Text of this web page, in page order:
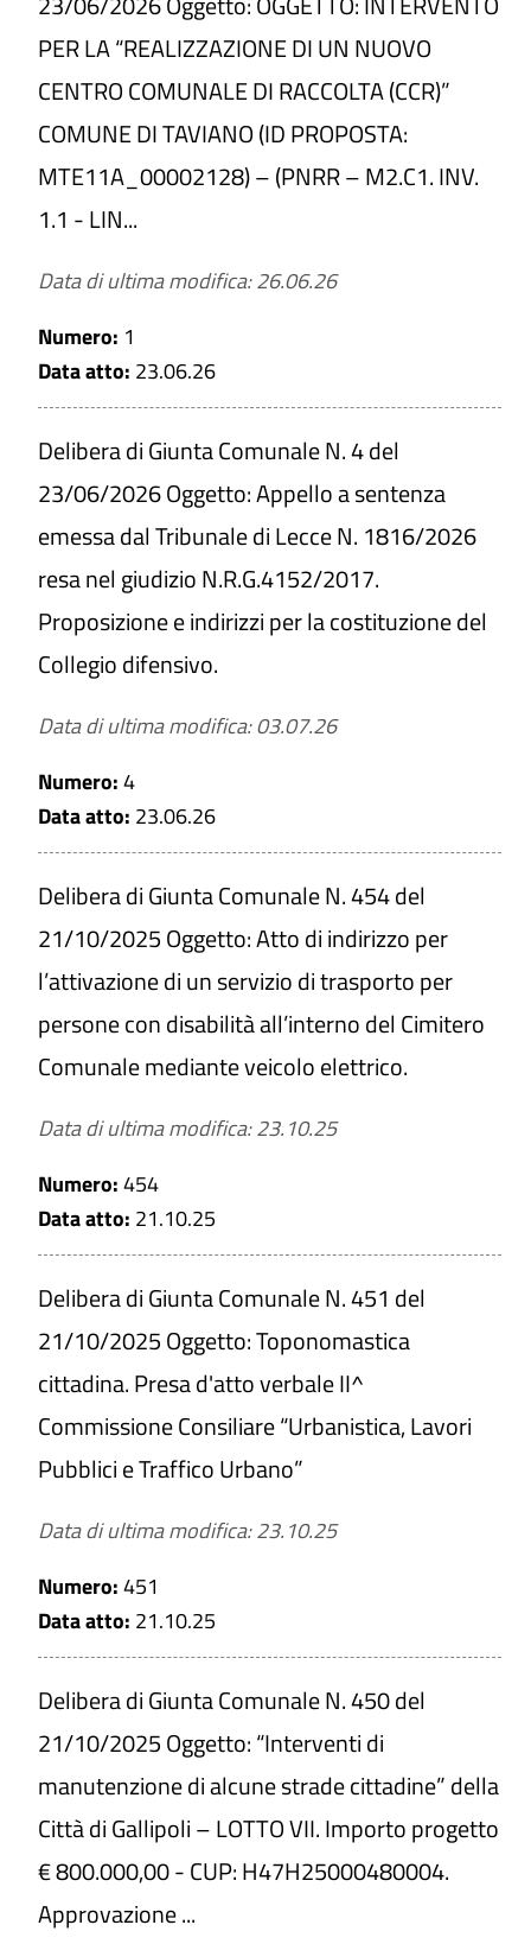
PER LA “REALIZZAZIONE DI UN NUOVO
CENTRO COMUNALE DI RACCOLTA (CCR)”
COMUNE DI TAVIANO (ID PROPOSTA:
MTE11A_00002128) – (PNRR – M2.C1. INV.
1.1 - LIN...
Data di ultima modifica: 26.06.26
Numero: 1
Data atto: 23.06.26
Delibera di Giunta Comunale N. 4 del
23/06/2026 Oggetto: Appello a sentenza
emessa dal Tribunale di Lecce N. 1816/2026
resa nel giudizio N.R.G.4152/2017.
Proposizione e indirizzi per la costituzione del
Collegio difensivo.
Data di ultima modifica: 03.07.26
Numero:4
Data atto: 23.06.26
Delibera di Giunta Comunale N. 454 del
21/10/2025 Oggetto: Atto di indirizzo per
l’attivazione di un servizio di trasporto per
persone con disabilità all’interno del Cimitero
Comunale mediante veicolo elettrico.
Data di ultima modifica: 23.10.25
Numero:454
Data atto: 21.10.25
Delibera di Giunta Comunale N. 451 del
21/10/2025 Oggetto: Toponomastica
cittadina. Presa d'atto verbale II^
Commissione Consiliare “Urbanistica, Lavori
Pubblici e Traffico Urbano”
Data di ultima modifica: 23.10.25
Numero:451
Data atto: 21.10.25
Delibera di Giunta Comunale N. 450 del
21/10/2025 Oggetto: “Interventi di
manutenzione di alcune strade cittadine” della
Città di Gallipoli – LOTTO VII. Importo progetto
€ 800.000,00 - CUP: H47H25000480004.
Approvazione ...